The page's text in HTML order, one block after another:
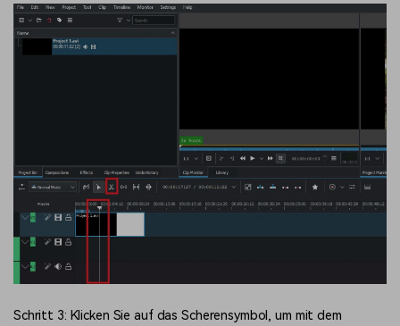
Schritt 3: Klicken Sie auf das Scherensymbol, um mit dem